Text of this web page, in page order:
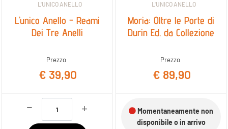
L'UNICO ANELLO
L’unico Anello - Reami
Dei Tre Anelli
Prezzo
€ 39,90
L'UNICO ANELLO
Moria: Oltre le Porte di
Durin Ed. da Collezione
Prezzo
€ 89,90
Momentaneamente non
disponibile o in arrivo